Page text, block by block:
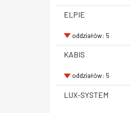
ELPIE
oddziałów: 5
KABIS
oddziałów: 5
LUX-SYSTEM